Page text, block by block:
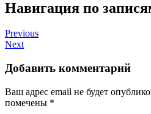
Навигация по
Previous
Next
Добавить комментарий
Ваш адрес email не будет
помечены *